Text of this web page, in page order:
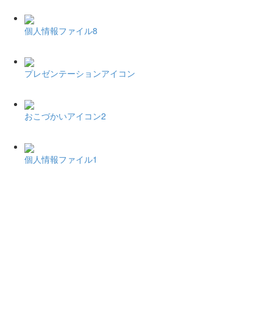
個人情報ファイル8
プレゼンテーションアイコン
おこづかいアイコン2
個人情報ファイル1